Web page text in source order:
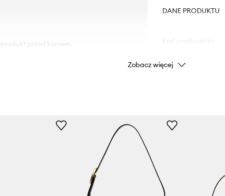
przed kurzem.
DANE PRODUKTU
Kolor producenta
Marka
Zobacz więcej